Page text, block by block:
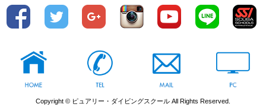
Copyright © ピュアリー・ダイビングスクール All Rights Reserved.